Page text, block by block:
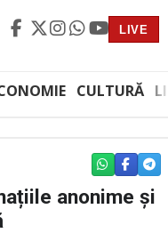
LIVE
CULTURĂ
WHATSAPP
anonime și